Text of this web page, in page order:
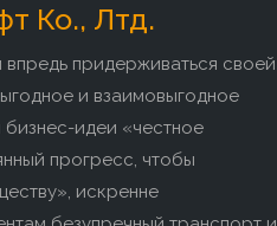
Ко., Лтд.
придерживаться своей
и взаимовыгодное
бизнес-идеи «честное
прогресс, чтобы
искренне